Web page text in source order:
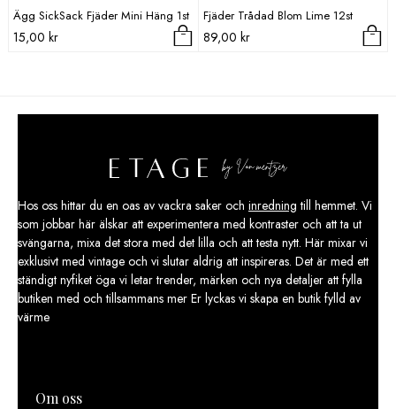
Ägg SickSack Fjäder Mini Häng 1st
15,00 kr
Fjäder Trådad Blom Lime 12st
89,00 kr
Hos oss hittar du en oas av vackra saker och inredning till hemmet. Vi
som jobbar här älskar att experimentera med kontraster och att ta ut
svängarna, mixa det stora med det lilla och att testa nytt. Här mixar vi
exklusivt med vintage och vi slutar aldrig att inspireras. Det är med ett
ständigt nyfiket öga vi letar trender, märken och nya detaljer att fylla
butiken med och tillsammans mer Er lyckas vi skapa en butik fylld av
värme
Om oss